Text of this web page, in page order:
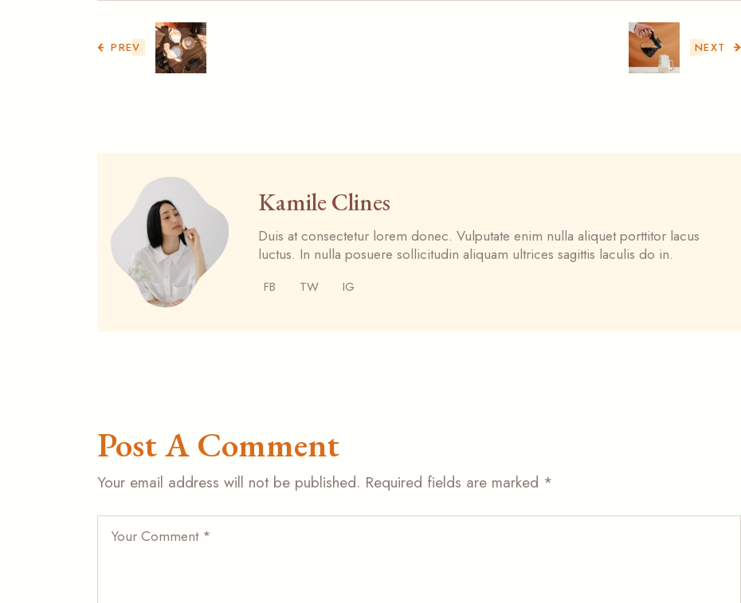
PREV NEXT
Kamile Clines
Duis at consectetur lorem donec. Vulputate enim nulla aliquet porttitor lacus
luctus. In nulla posuere sollicitudin aliquam ultrices sagittis laculis do in.
FB TW IG
Post A Comment
Your email address will not be published. Required fields are marked *